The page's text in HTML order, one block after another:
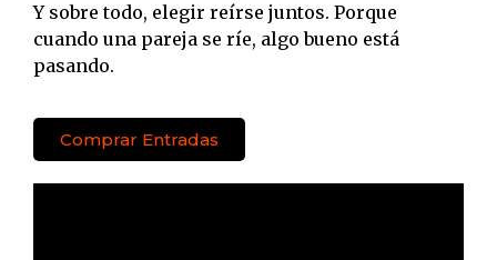
Y sobre todo, elegir reírse juntos. Porque
cuando una pareja se ríe, algo bueno está
pasando.
Comprar Entradas